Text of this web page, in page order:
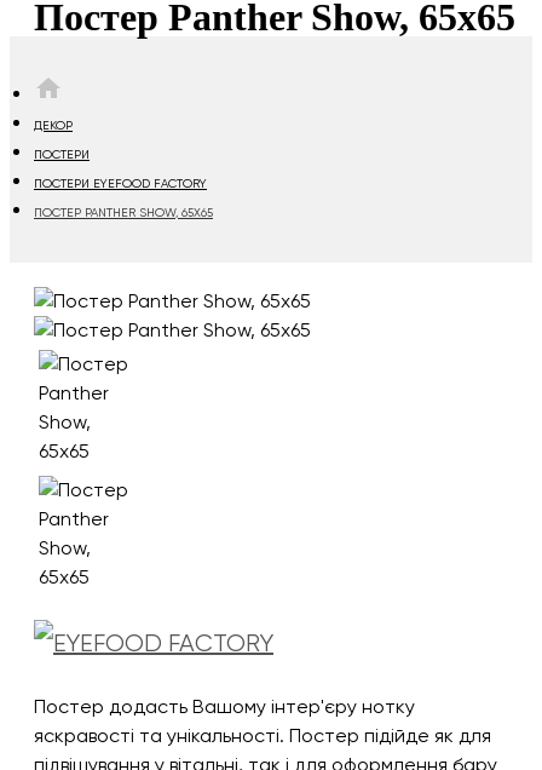
Постер Panther Show, 65х65
ДЕКОР
ПОСТЕРИ
ПОСТЕРИ EYEFOOD FACTORY
ПОСТЕР PANTHER SHOW, 65Х65
Постер додасть Вашому інтер'єру нотку
яскравості та унікальності. Постер підійде як для
підвішування у вітальні, так і для оформлення бару